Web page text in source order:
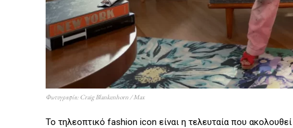
Φωτογραφία: Craig Blankenhorn / Max
Το τηλεοπτικό fashion icon είναι η τελευταία που